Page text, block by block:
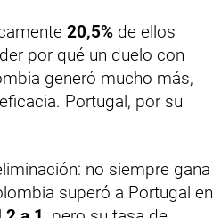
20,5% de ellos
por qué un duelo con
generó mucho más,
Portugal, por su
no siempre gana
superó a Portugal en